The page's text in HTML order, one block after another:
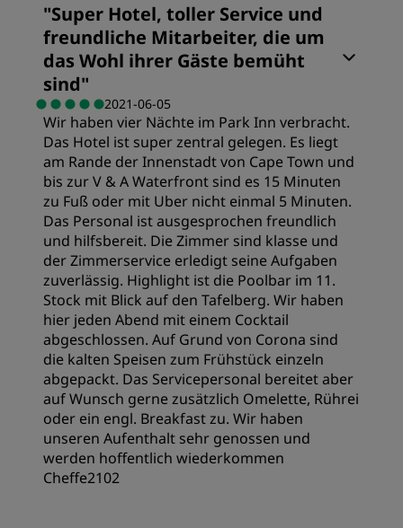
Service
Preis/Leistung
Schlafqualität
Lage
Sauberkeit
Service
"Super Hotel, toller Service und
freundliche Mitarbeiter, die um
das Wohl ihrer Gäste bemüht
sind"
2021-06-05
Wir haben vier Nächte im Park Inn verbracht.
Das Hotel ist super zentral gelegen. Es liegt
am Rande der Innenstadt von Cape Town und
bis zur V & A Waterfront sind es 15 Minuten
zu Fuß oder mit Uber nicht einmal 5 Minuten.
Das Personal ist ausgesprochen freundlich
und hilfsbereit. Die Zimmer sind klasse und
der Zimmerservice erledigt seine Aufgaben
zuverlässig. Highlight ist die Poolbar im 11.
Stock mit Blick auf den Tafelberg. Wir haben
hier jeden Abend mit einem Cocktail
abgeschlossen. Auf Grund von Corona sind
die kalten Speisen zum Frühstück einzeln
abgepackt. Das Servicepersonal bereitet aber
auf Wunsch gerne zusätzlich Omelette, Rührei
oder ein engl. Breakfast zu. Wir haben
unseren Aufenthalt sehr genossen und
werden hoffentlich wiederkommen
Cheffe2102